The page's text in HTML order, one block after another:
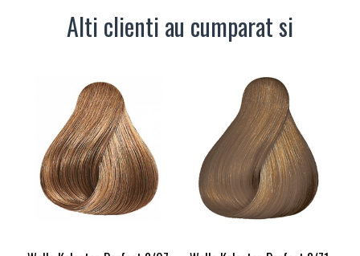
Alti clienti au cumparat si